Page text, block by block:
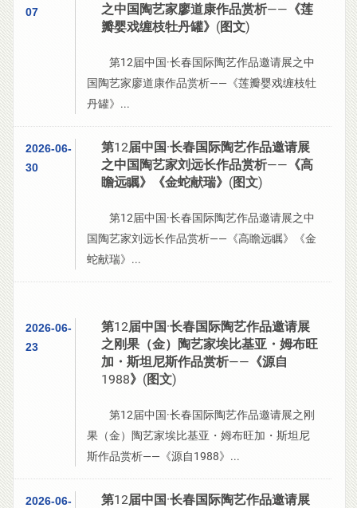
07
之中国陶艺家廖道康作品赏析——《莲
瓣婴戏缠枝牡丹罐》(图文)
第12届中国·长春国际陶艺作品邀请展之中
国陶艺家廖道康作品赏析——《莲瓣婴戏缠枝牡
丹罐》...
2026-06-
30
第12届中国·长春国际陶艺作品邀请展
之中国陶艺家刘远长作品赏析——《高
瞻远瞩》《金蛇献瑞》(图文)
第12届中国·长春国际陶艺作品邀请展之中
国陶艺家刘远长作品赏析——《高瞻远瞩》《金
蛇献瑞》...
2026-06-
23
第12届中国·长春国际陶艺作品邀请展
之刚果（金）陶艺家埃比基亚・姆布旺
加・斯坦尼斯作品赏析——《源自
1988》(图文)
第12届中国·长春国际陶艺作品邀请展之刚
果（金）陶艺家埃比基亚・姆布旺加・斯坦尼
斯作品赏析——《源自1988》...
2026-06-
第12届中国·长春国际陶艺作品邀请展